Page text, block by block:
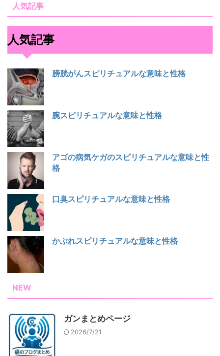
人気記事
人気記事
膀胱がんスピリチュアルな意味と性格
腕スピリチュアルな意味と性格
アゴの病気ケガのスピリチュアルな意味と性
格
口臭スピリチュアルな意味と性格
かぶれスピリチュアルな意味と性格
NEW
ガンまとめページ
2026/7/21